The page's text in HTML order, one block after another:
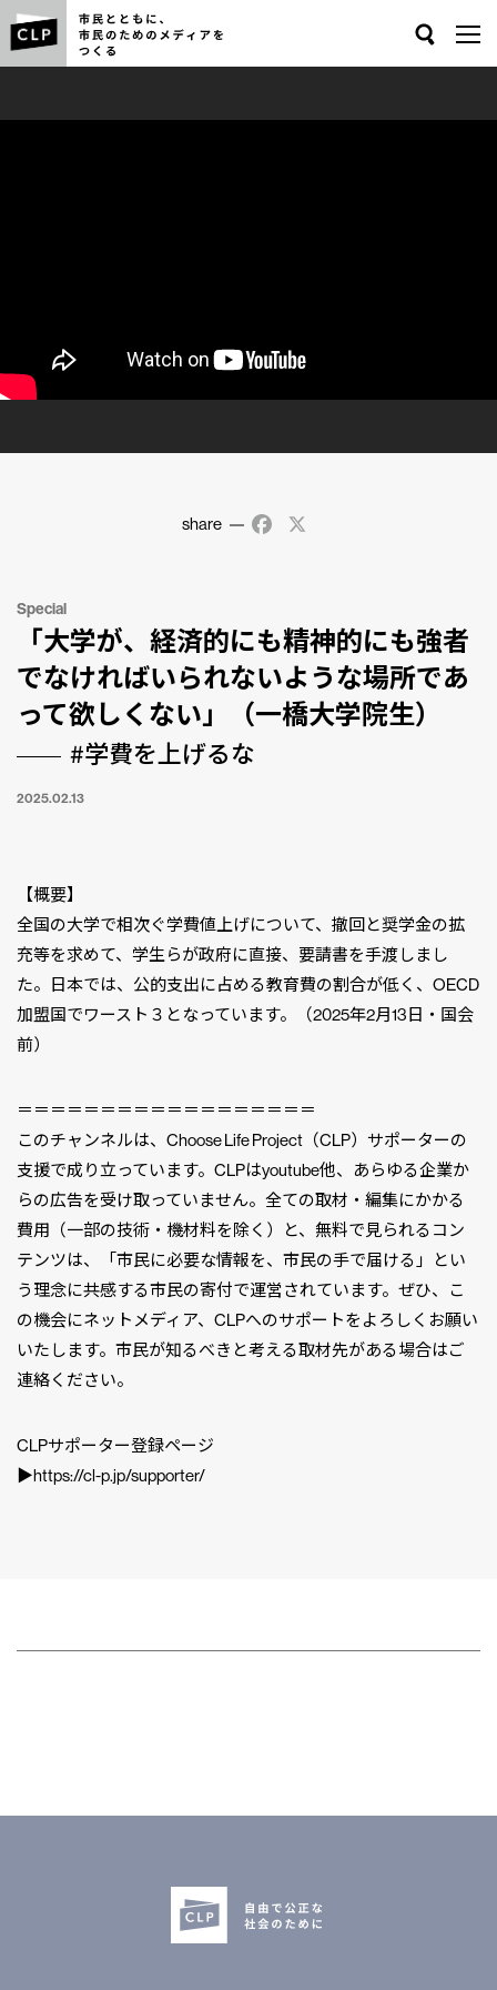
share Facebook
Special
「大学が、経済的にも精神的にも強者
でなければいられないような場所であ
って欲しくない」（一橋大学院生）
#学費を上げるな
2025.02.13
【概要】
全国の大学で相次ぐ学費値上げについて、撤回と奨学金の拡
充等を求めて、学生らが政府に直接、要請書を手渡しまし
た。日本では、公的支出に占める教育費の割合が低く、OECD
加盟国でワースト３となっています。（2025年2月13日・国会
前）
＝＝＝＝＝＝＝＝＝＝＝＝＝＝＝＝＝＝
このチャンネルは、Choose Life Project（CLP）サポーターの
支援で成り立っています。CLPはyoutube他、あらゆる企業か
らの広告を受け取っていません。全ての取材・編集にかかる
費用（一部の技術・機材料を除く）と、無料で見られるコン
テンツは、「市民に必要な情報を、市民の手で届ける」とい
う理念に共感する市民の寄付で運営されています。ぜひ、こ
の機会にネットメディア、CLPへのサポートをよろしくお願い
いたします。市民が知るべきと考える取材先がある場合はご
連絡ください。
CLPサポーター登録ページ
▶︎https://cl-p.jp/supporter/